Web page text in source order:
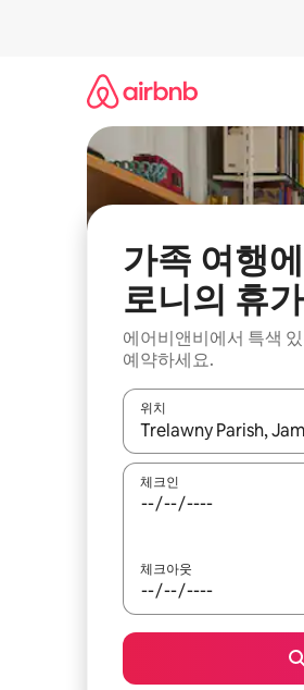
가족 여행
로니의 휴
에어비앤비에서 특색
예약하세요.
위치
결과가 나오면 위·아래
체크인
체크아웃